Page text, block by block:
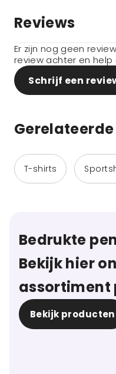
Reviews
Er zijn nog geen
review achter en help
Schrijf een
T-shirts
Bedrukte
Bekijk hier
assortiment
Bekijk producten